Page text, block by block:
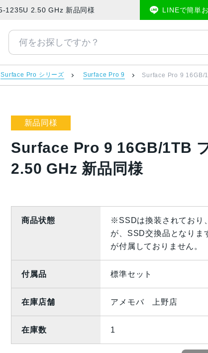
2.50 GHz 新品同様 | 中古スマホ販売のアメモバマー
LINEで簡単
Surface Pro シリーズ Surface Pro 9 Surface Pro 9 16GB/
新品同様
Surface Pro 9 16GB/1TB
2.50 GHz 新品同様
商品状態
※SSDは換装されており
が、SSD交換品となり
が付属しておりません。
付属品 標準セット
在庫店舗 アメモバ 上野店
在庫数 1